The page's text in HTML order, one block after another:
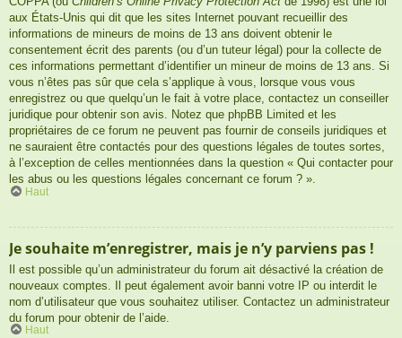
aux États-Unis qui dit que les sites Internet pouvant recueillir des
informations de mineurs de moins de 13 ans doivent obtenir le
consentement écrit des parents (ou d’un tuteur légal) pour la collecte de
ces informations permettant d’identifier un mineur de moins de 13 ans. Si
vous n’êtes pas sûr que cela s’applique à vous, lorsque vous vous
enregistrez ou que quelqu’un le fait à votre place, contactez un conseiller
juridique pour obtenir son avis. Notez que phpBB Limited et les
propriétaires de ce forum ne peuvent pas fournir de conseils juridiques et
ne sauraient être contactés pour des questions légales de toutes sortes,
à l’exception de celles mentionnées dans la question « Qui contacter pour
les abus ou les questions légales concernant ce forum ? ».
Haut
Je souhaite m’enregistrer, mais je n’y parviens pas !
Il est possible qu’un administrateur du forum ait désactivé la création de
nouveaux comptes. Il peut également avoir banni votre IP ou interdit le
nom d’utilisateur que vous souhaitez utiliser. Contactez un administrateur
du forum pour obtenir de l’aide.
Haut